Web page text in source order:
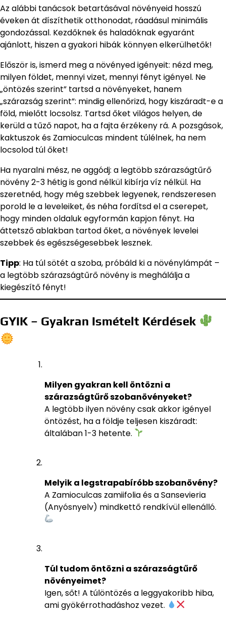
Az alábbi tanácsok betartásával növényeid hosszú
éveken át díszíthetik otthonodat, ráadásul minimális
gondozással. Kezdőknek és haladóknak egyaránt
ajánlott, hiszen a gyakori hibák könnyen elkerülhetők!
Először is, ismerd meg a növényed igényeit: nézd meg,
milyen földet, mennyi vizet, mennyi fényt igényel. Ne
„öntözés szerint” tartsd a növényeket, hanem
„szárazság szerint”: mindig ellenőrizd, hogy kiszáradt-e a
föld, mielőtt locsolsz. Tartsd őket világos helyen, de
kerüld a tűző napot, ha a fajta érzékeny rá. A pozsgások,
kaktuszok és Zamioculcas mindent túlélnek, ha nem
locsolod túl őket!
Ha nyaralni mész, ne aggódj: a legtöbb szárazságtűrő
növény 2-3 hétig is gond nélkül kibírja víz nélkül. Ha
szeretnéd, hogy még szebbek legyenek, rendszeresen
porold le a leveleiket, és néha fordítsd el a cserepet,
hogy minden oldaluk egyformán kapjon fényt. Ha
áttetsző ablakban tartod őket, a növények levelei
szebbek és egészségesebbek lesznek.
Tipp: Ha túl sötét a szoba, próbáld ki a növénylámpát –
a legtöbb szárazságtűrő növény is meghálálja a
kiegészítő fényt!
GYIK – Gyakran Ismételt Kérdések
Milyen gyakran kell öntözni a
szárazságtűrő szobanövényeket?
A legtöbb ilyen növény csak akkor igényel
öntözést, ha a földje teljesen kiszáradt:
általában 1-3 hetente.
Melyik a legstrapabíróbb szobanövény?
A Zamioculcas zamiifolia és a Sansevieria
(Anyósnyelv) mindkettő rendkívül ellenálló.
Túl tudom öntözni a szárazságtűrő
növényeimet?
Igen, sőt! A túlöntözés a leggyakoribb hiba,
ami gyökérrothadáshoz vezet.